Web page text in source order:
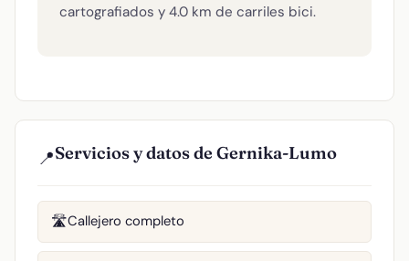
cartografiados y 4.0 km de carriles bici.
📍Servicios y datos de Gernika-Lumo
🛣️Callejero completo